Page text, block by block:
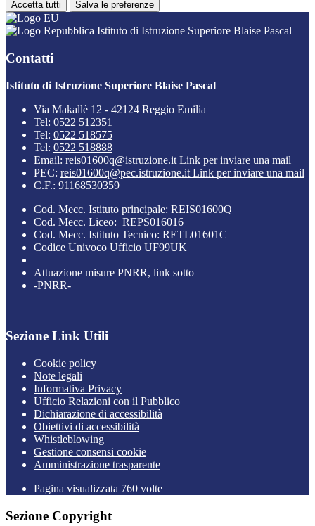
Accetta tutti Salva le preferenze
Istituto di Istruzione Superiore Blaise Pascal
Contatti
Istituto di Istruzione Superiore Blaise Pascal
Via Makallè 12 - 42124 Reggio Emilia
Tel: 0522 512351
Tel: 0522 518575
Tel: 0522 518888
Email: reis01600q@istruzione.it Link per inviare una mail
PEC: reis01600q@pec.istruzione.it Link per inviare una mail
C.F.: 91168530359
Cod. Mecc. Istituto principale: REIS01600Q
Cod. Mecc. Liceo: REPS016016
Cod. Mecc. Istituto Tecnico: RETL01601C
Codice Univoco Ufficio UF99UK
Attuazione misure PNRR, link sotto
-PNRR-
Sezione Link Utili
Cookie policy
Note legali
Informativa Privacy
Ufficio Relazioni con il Pubblico
Dichiarazione di accessibilità
Obiettivi di accessibilità
Whistleblowing
Gestione consensi cookie
Amministrazione trasparente
Pagina visualizzata 760 volte
Sezione Copyright